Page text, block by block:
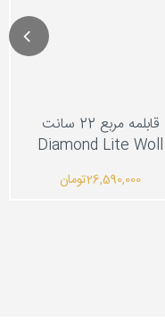
قابلمه مربع 22 سانت
Diamond Lite Woll
26,590,000تومان